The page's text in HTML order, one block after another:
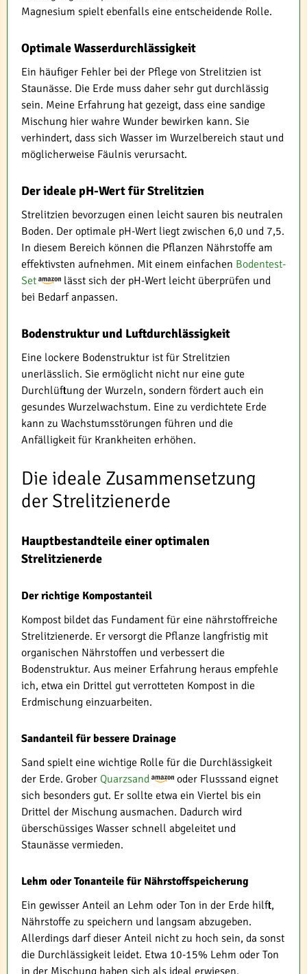
Magnesium spielt ebenfalls eine entscheidende Rolle.
Optimale Wasserdurchlässigkeit
Ein häufiger Fehler bei der Pflege von Strelitzien ist
Staunässe. Die Erde muss daher sehr gut durchlässig
sein. Meine Erfahrung hat gezeigt, dass eine sandige
Mischung hier wahre Wunder bewirken kann. Sie
verhindert, dass sich Wasser im Wurzelbereich staut und
möglicherweise Fäulnis verursacht.
Der ideale pH-Wert für Strelitzien
Strelitzien bevorzugen einen leicht sauren bis neutralen
Boden. Der optimale pH-Wert liegt zwischen 6,0 und 7,5.
In diesem Bereich können die Pflanzen Nährstoffe am
effektivsten aufnehmen. Mit einem einfachen Bodentest-
Set
lässt sich der pH-Wert leicht überprüfen und
bei Bedarf anpassen.
Bodenstruktur und Luftdurchlässigkeit
Eine lockere Bodenstruktur ist für Strelitzien
unerlässlich. Sie ermöglicht nicht nur eine gute
Durchlüftung der Wurzeln, sondern fördert auch ein
gesundes Wurzelwachstum. Eine zu verdichtete Erde
kann zu Wachstumsstörungen führen und die
Anfälligkeit für Krankheiten erhöhen.
Die ideale Zusammensetzung
der Strelitzienerde
Hauptbestandteile einer optimalen
Strelitzienerde
Der richtige Kompostanteil
Kompost bildet das Fundament für eine nährstoffreiche
Strelitzienerde. Er versorgt die Pflanze langfristig mit
organischen Nährstoffen und verbessert die
Bodenstruktur. Aus meiner Erfahrung heraus empfehle
ich, etwa ein Drittel gut verrotteten Kompost in die
Erdmischung einzuarbeiten.
Sandanteil für bessere Drainage
Sand spielt eine wichtige Rolle für die Durchlässigkeit
der Erde. Grober Quarzsand
oder Flusssand eignet
sich besonders gut. Er sollte etwa ein Viertel bis ein
Drittel der Mischung ausmachen. Dadurch wird
überschüssiges Wasser schnell abgeleitet und
Staunässe vermieden.
Lehm oder Tonanteile für Nährstoffspeicherung
Ein gewisser Anteil an Lehm oder Ton in der Erde hilft,
Nährstoffe zu speichern und langsam abzugeben.
Allerdings darf dieser Anteil nicht zu hoch sein, da sonst
die Durchlässigkeit leidet. Etwa 10-15% Lehm oder Ton